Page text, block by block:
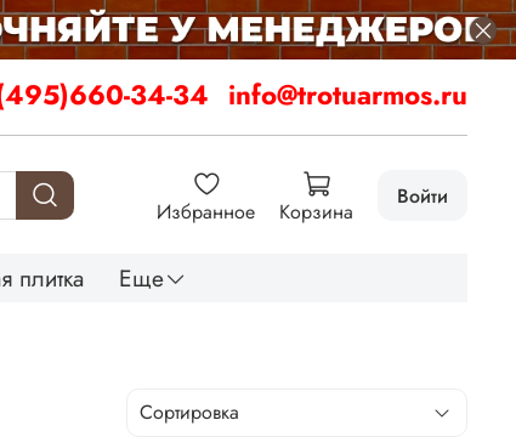
34-34 info@trotuarmos.ru
Избранное Корзина
Войти
плитка Еще